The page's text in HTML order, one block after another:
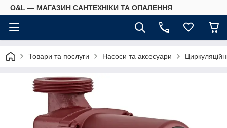
O&L — МАГАЗИН САНТЕХНІКИ ТА ОПАЛЕННЯ
Товари та послуги Насоси та аксесуари